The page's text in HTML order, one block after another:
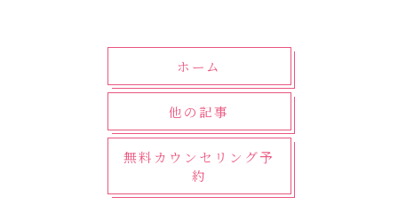
ホーム
他の記事
無料カウンセリング予
約